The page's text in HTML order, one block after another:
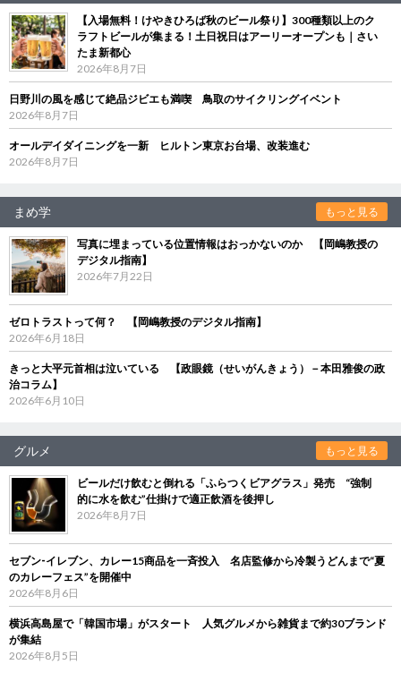
【入場無料！けやきひろば秋のビール祭り】300種類以上のク
ラフトビールが集まる！土日祝日はアーリーオープンも｜さい
たま新都心
2026年8月7日
日野川の風を感じて絶品ジビエも満喫 鳥取のサイクリングイベント
2026年8月7日
オールデイダイニングを一新 ヒルトン東京お台場、改装進む
2026年8月7日
まめ学 もっと見る
写真に埋まっている位置情報はおっかないのか 【岡嶋教授の
デジタル指南】
2026年7月22日
ゼロトラストって何？ 【岡嶋教授のデジタル指南】
2026年6月18日
きっと大平元首相は泣いている 【政眼鏡（せいがんきょう）－本田雅俊の政
治コラム】
2026年6月10日
グルメ もっと見る
ビールだけ飲むと倒れる「ふらつくビアグラス」発売 “強制
的に水を飲む”仕掛けで適正飲酒を後押し
2026年8月7日
セブン‐イレブン、カレー15商品を一斉投入 名店監修から冷製うどんまで“夏
のカレーフェス”を開催中
2026年8月6日
横浜高島屋で「韓国市場」がスタート 人気グルメから雑貨まで約30ブランド
が集結
2026年8月5日